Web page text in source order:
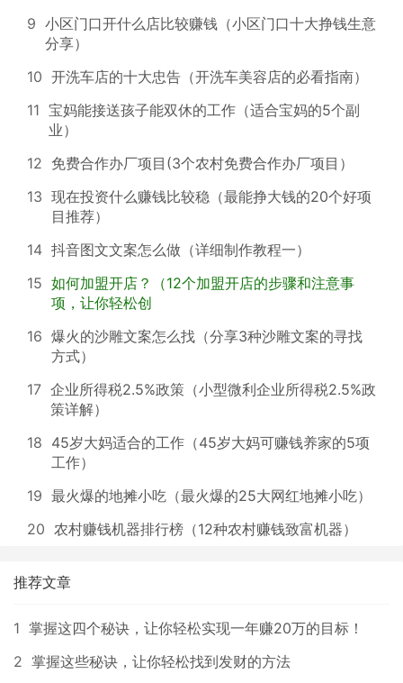
9 小区门口开什么店比较赚钱（小区门口十大挣钱生意
分享）
10 开洗车店的十大忠告（开洗车美容店的必看指南）
11 宝妈能接送孩子能双休的工作（适合宝妈的5个副
业）
12 免费合作办厂项目(3个农村免费合作办厂项目）
13 现在投资什么赚钱比较稳（最能挣大钱的20个好项
目推荐）
14 抖音图文文案怎么做（详细制作教程一）
15 如何加盟开店？（12个加盟开店的步骤和注意事
项，让你轻松创
16 爆火的沙雕文案怎么找（分享3种沙雕文案的寻找
方式）
17 企业所得税2.5%政策（小型微利企业所得税2.5%政
策详解）
18 45岁大妈适合的工作（45岁大妈可赚钱养家的5项
工作）
19 最火爆的地摊小吃（最火爆的25大网红地摊小吃）
20 农村赚钱机器排行榜（12种农村赚钱致富机器）
推荐文章
1 掌握这四个秘诀，让你轻松实现一年赚20万的目标！
2 掌握这些秘诀，让你轻松找到发财的方法